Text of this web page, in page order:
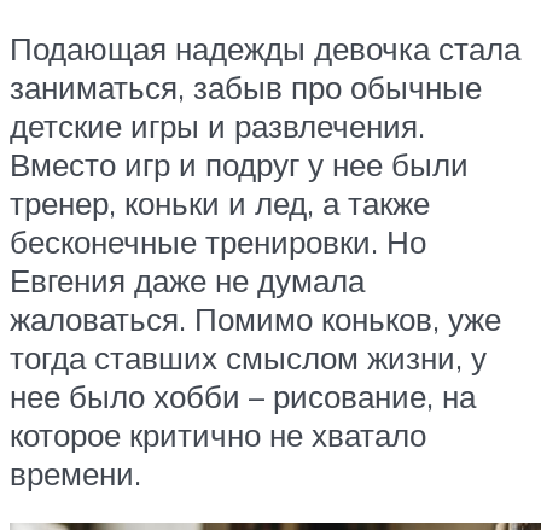
Подающая надежды девочка стала
заниматься, забыв про обычные
детские игры и развлечения.
Вместо игр и подруг у нее были
тренер, коньки и лед, а также
бесконечные тренировки. Но
Евгения даже не думала
жаловаться. Помимо коньков, уже
тогда ставших смыслом жизни, у
нее было хобби – рисование, на
которое критично не хватало
времени.